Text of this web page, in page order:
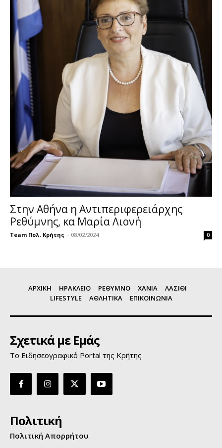
Στην Αθήνα η Αντιπεριφερειάρχης
Ρεθύμνης, κα Μαρία Λιονή
Team Πολ. Κρήτης - 08/02/2024 0
ΑΡΧΙΚΗ ΗΡΑΚΛΕΙΟ ΡΕΘΥΜΝΟ ΧΑΝΙΑ
ΛΑΣΙΘΙ
LIFESTYLE
ΑΘΛΗΤΙΚΑ ΕΠΙΚΟΙΝΩΝΙΑ
Σχετικά με Εμάς
Το Ειδησεογραφικό Portal της Κρήτης
Πολιτική
Πολιτική Απορρήτου